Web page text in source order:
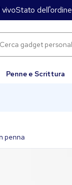
Stato dell'ordine
Penne e Scrittura
penna